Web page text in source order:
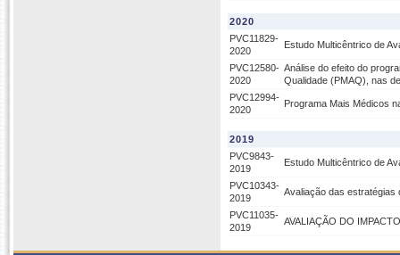
2020
PVC11829-
2020
Estudo Multicêntrico de
PVC12580-
2020
Análise do efeito do
Qualidade (PMAQ), nas
PVC12994-
2020
Programa Mais Médicos
2019
PVC9843-
2019
Estudo Multicêntrico de
PVC10343-
2019
Avaliação das estratégias
PVC11035-
2019
AVALIAÇÃO DO